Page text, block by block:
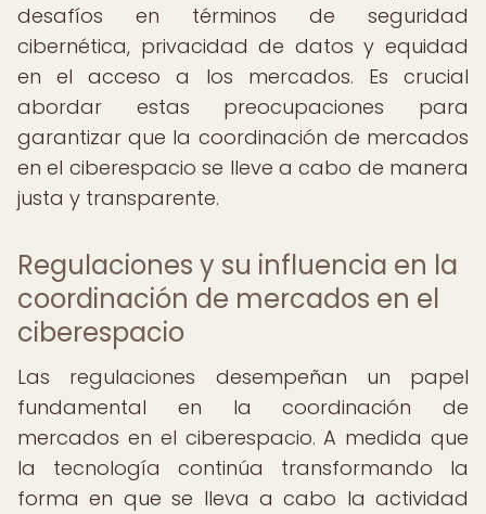
desafíos en términos de seguridad
cibernética, privacidad de datos y equidad
en el acceso a los mercados. Es crucial
abordar estas preocupaciones para
garantizar que la coordinación de mercados
en el ciberespacio se lleve a cabo de manera
justa y transparente.
Regulaciones y su influencia en la
coordinación de mercados en el
ciberespacio
Las regulaciones desempeñan un papel
fundamental en la coordinación de
mercados en el ciberespacio. A medida que
la tecnología continúa transformando la
forma en que se lleva a cabo la actividad